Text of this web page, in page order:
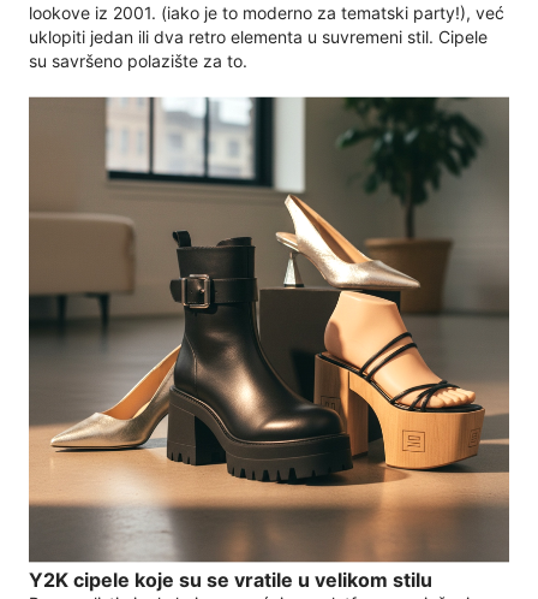
lookove iz 2001. (iako je to moderno za tematski party!), već
uklopiti jedan ili dva retro elementa u suvremeni stil. Cipele
su savršeno polazište za to.
Y2K cipele koje su se vratile u velikom stilu